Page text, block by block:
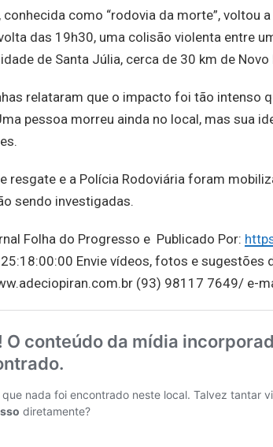
conhecida como “rodovia da morte”, voltou
das 19h30, uma colisão violenta entre
de Santa Júlia, cerca de 30 km de
relataram que o impacto foi tão intenso
pessoa morreu ainda no local, mas sua
resgate e a Polícia Rodoviária foram
sendo investigadas.
Folha do Progresso e Publicado Por:
Envie vídeos, fotos e sugestões
(93) 98117 7649/ e-